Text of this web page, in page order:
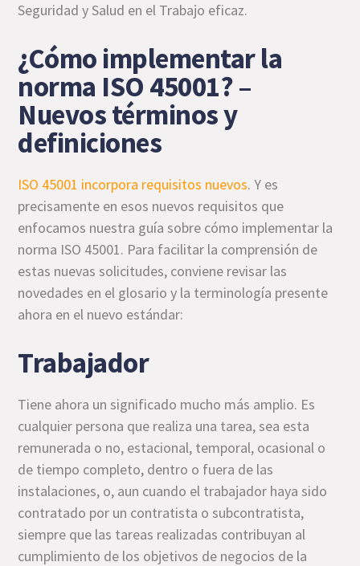
Seguridad y Salud en el Trabajo eficaz.
¿Cómo implementar la
norma ISO 45001? –
Nuevos términos y
definiciones
ISO 45001 incorpora requisitos nuevos. Y es
precisamente en esos nuevos requisitos que
enfocamos nuestra guía sobre cómo implementar la
norma ISO 45001. Para facilitar la comprensión de
estas nuevas solicitudes, conviene revisar las
novedades en el glosario y la terminología presente
ahora en el nuevo estándar:
Trabajador
Tiene ahora un significado mucho más amplio. Es
cualquier persona que realiza una tarea, sea esta
remunerada o no, estacional, temporal, ocasional o
de tiempo completo, dentro o fuera de las
instalaciones, o, aun cuando el trabajador haya sido
contratado por un contratista o subcontratista,
siempre que las tareas realizadas contribuyan al
cumplimiento de los objetivos de negocios de la